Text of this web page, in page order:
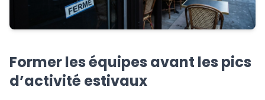
Former les équipes avant les pics
d’activité estivaux